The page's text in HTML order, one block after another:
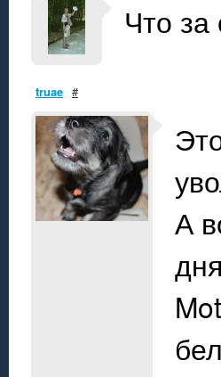
Что за
truae #
А